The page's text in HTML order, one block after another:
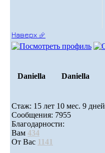
Наверх ⮵
Daniella Daniella
Стаж: 15 лет 10 мес. 9 дней
Сообщения: 7955
Благодарности:
Вам 434
От Вас 1141